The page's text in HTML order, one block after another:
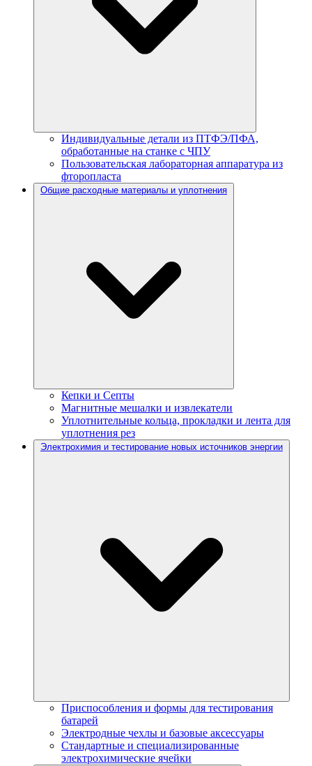
Индивидуальные детали из ПТФЭ/ПФА,
обработанные на станке с ЧПУ
Пользовательская лабораторная аппаратура из
фторопласта
Общие расходные материалы и уплотнения
Кепки и Септы
Магнитные мешалки и извлекатели
Уплотнительные кольца, прокладки и лента для
уплотнения рез
Электрохимия и тестирование новых источников энергии
Приспособления и формы для тестирования
батарей
Электродные чехлы и базовые аксессуары
Стандартные и специализированные
электрохимические ячейки